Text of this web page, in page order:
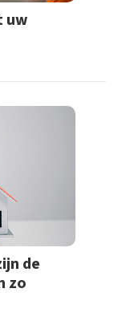
uw
de
zo